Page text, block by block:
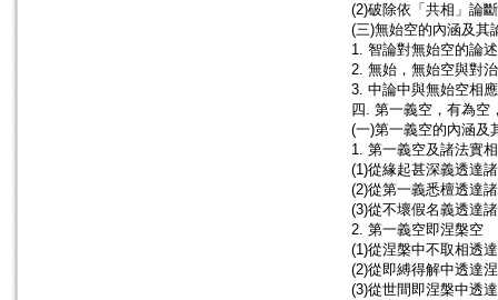
(2)破除依「共相」論
(三)無始空的內涵及其
1. 智論對無始空的論述
2. 無始，無始空與對
3. 中論中與無始空相
四. 第一義空，有為空
(一)第一義空的內涵及
1. 第一義空及諸法實
(1)從緣起甚深義透達
(2)從第一義悉檀透達
(3)從不壞假名義透達
2. 第一義空即涅槃空
(1)從涅槃中不取相透
(2)從即縛得解中透達
(3)從世間即涅槃中透